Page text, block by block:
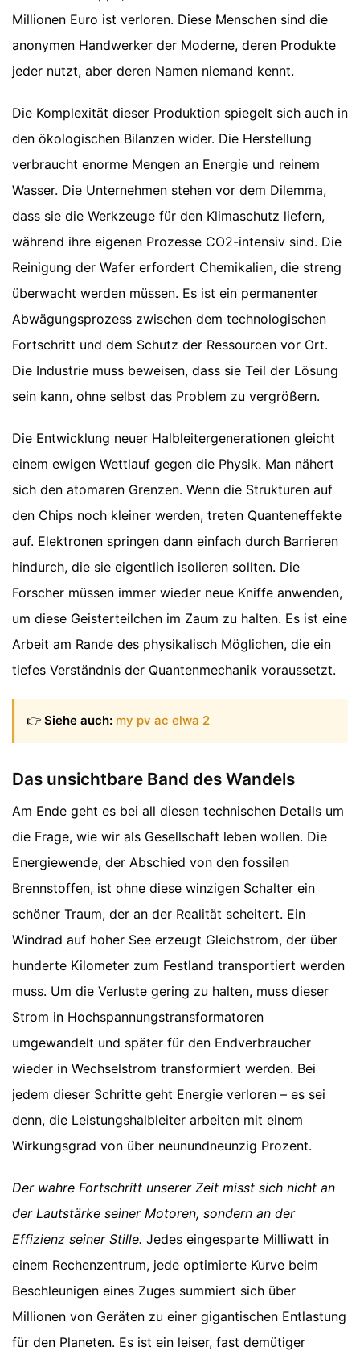
Millionen Euro ist verloren. Diese Menschen sind die
anonymen Handwerker der Moderne, deren Produkte
jeder nutzt, aber deren Namen niemand kennt.
Die Komplexität dieser Produktion spiegelt sich auch in
den ökologischen Bilanzen wider. Die Herstellung
verbraucht enorme Mengen an Energie und reinem
Wasser. Die Unternehmen stehen vor dem Dilemma,
dass sie die Werkzeuge für den Klimaschutz liefern,
während ihre eigenen Prozesse CO2-intensiv sind. Die
Reinigung der Wafer erfordert Chemikalien, die streng
überwacht werden müssen. Es ist ein permanenter
Abwägungsprozess zwischen dem technologischen
Fortschritt und dem Schutz der Ressourcen vor Ort.
Die Industrie muss beweisen, dass sie Teil der Lösung
sein kann, ohne selbst das Problem zu vergrößern.
Die Entwicklung neuer Halbleitergenerationen gleicht
einem ewigen Wettlauf gegen die Physik. Man nähert
sich den atomaren Grenzen. Wenn die Strukturen auf
den Chips noch kleiner werden, treten Quanteneffekte
auf. Elektronen springen dann einfach durch Barrieren
hindurch, die sie eigentlich isolieren sollten. Die
Forscher müssen immer wieder neue Kniffe anwenden,
um diese Geisterteilchen im Zaum zu halten. Es ist eine
Arbeit am Rande des physikalisch Möglichen, die ein
tiefes Verständnis der Quantenmechanik voraussetzt.
👉 Siehe auch: my pv ac elwa 2
Das unsichtbare Band des Wandels
Am Ende geht es bei all diesen technischen Details um
die Frage, wie wir als Gesellschaft leben wollen. Die
Energiewende, der Abschied von den fossilen
Brennstoffen, ist ohne diese winzigen Schalter ein
schöner Traum, der an der Realität scheitert. Ein
Windrad auf hoher See erzeugt Gleichstrom, der über
hunderte Kilometer zum Festland transportiert werden
muss. Um die Verluste gering zu halten, muss dieser
Strom in Hochspannungstransformatoren
umgewandelt und später für den Endverbraucher
wieder in Wechselstrom transformiert werden. Bei
jedem dieser Schritte geht Energie verloren – es sei
denn, die Leistungshalbleiter arbeiten mit einem
Wirkungsgrad von über neunundneunzig Prozent.
Der wahre Fortschritt unserer Zeit misst sich nicht an
der Lautstärke seiner Motoren, sondern an der
Effizienz seiner Stille. Jedes eingesparte Milliwatt in
einem Rechenzentrum, jede optimierte Kurve beim
Beschleunigen eines Zuges summiert sich über
Millionen von Geräten zu einer gigantischen Entlastung
für den Planeten. Es ist ein leiser, fast demütiger